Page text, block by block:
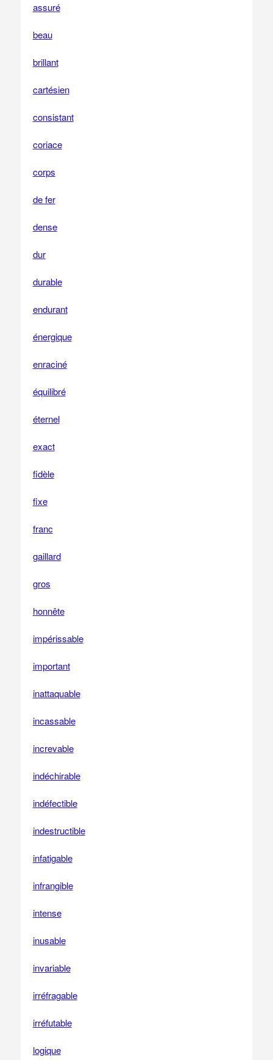
assuré
beau
brillant
cartésien
consistant
coriace
corps
de fer
dense
dur
durable
endurant
énergique
enraciné
équilibré
éternel
exact
fidèle
fixe
franc
gaillard
gros
honnête
impérissable
important
inattaquable
incassable
increvable
indéchirable
indéfectible
indestructible
infatigable
infrangible
intense
inusable
invariable
irréfragable
irréfutable
logique